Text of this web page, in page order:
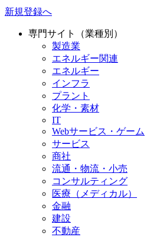
新規登録へ
専門サイト（業種別）
製造業
エネルギー関連
エネルギー
インフラ
プラント
化学・素材
IT
Webサービス・ゲーム
サービス
商社
流通・物流・小売
コンサルティング
医療（メディカル）
金融
建設
不動産